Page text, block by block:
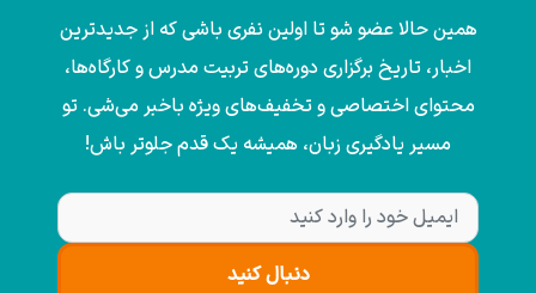
همین حالا عضو شو تا اولین نفری باشی که از جدیدترین
اخبار، تاریخ برگزاری دوره‌های تربیت مدرس و کارگاه‌ها،
محتوای اختصاصی و تخفیف‌های ویژه باخبر می‌شی. تو
مسیر یادگیری زبان، همیشه یک قدم جلوتر باش!
دنبال کنید